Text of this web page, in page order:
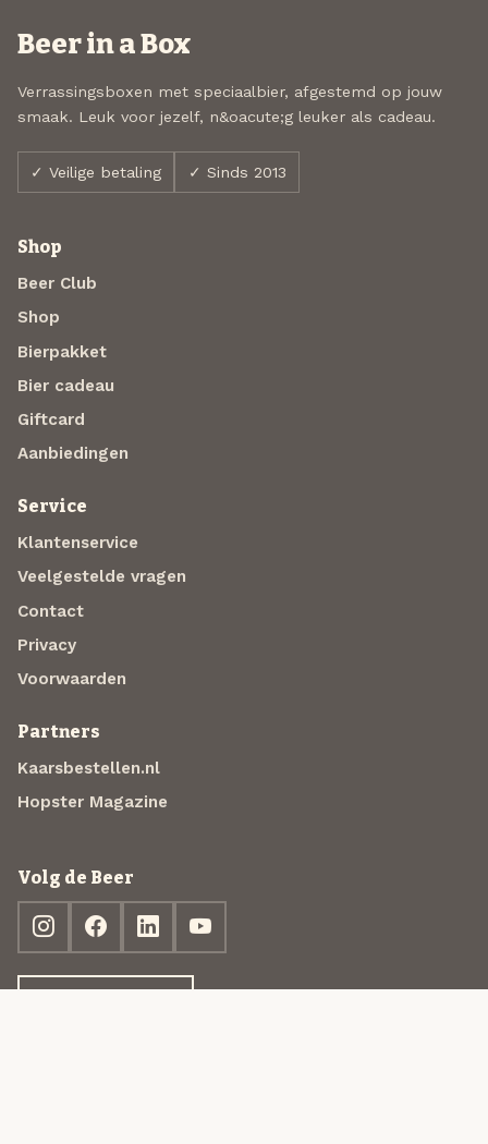
Beer in a Box
Verrassingsboxen met speciaalbier, afgestemd op jouw
smaak. Leuk voor jezelf, n&oacute;g leuker als cadeau.
✓ Veilige betaling ✓ Sinds 2013
Shop
Beer Club
Shop
Bierpakket
Bier cadeau
Giftcard
Aanbiedingen
Service
Klantenservice
Veelgestelde vragen
Contact
Privacy
Voorwaarden
Partners
Kaarsbestellen.nl
Hopster Magazine
Volg de Beer